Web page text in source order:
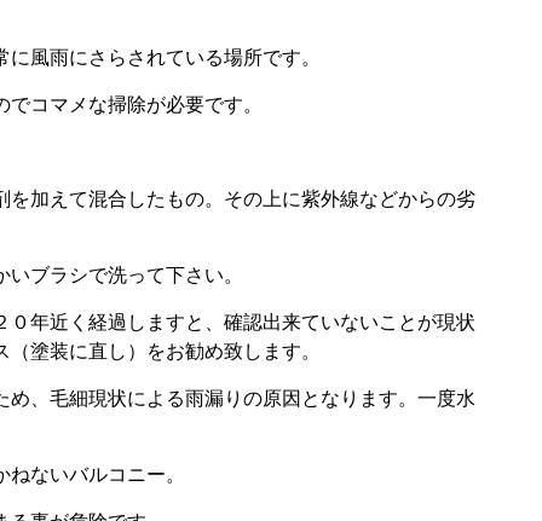
風雨にさらされている場所です。
コマメな掃除が必要です。
加えて混合したもの。その上に紫外線などからの劣
ブラシで洗って下さい。
年近く経過しますと、確認出来ていないことが現状
塗装に直し）をお勧め致します。
、毛細現状による雨漏りの原因となります。一度水
ないバルコニー。